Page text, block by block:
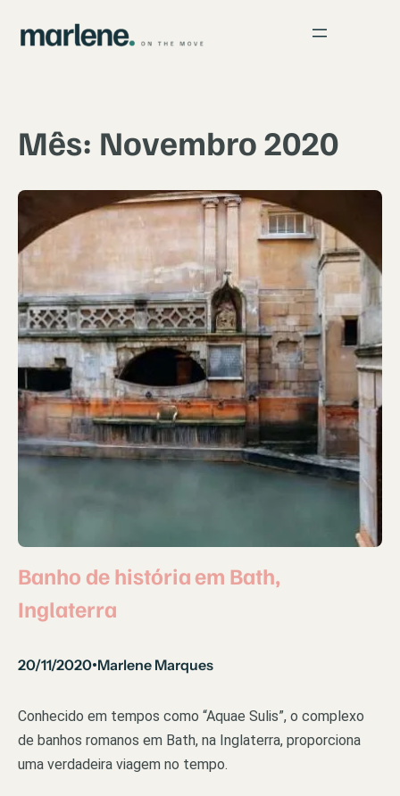
para
Mês: Novembro 2020
Banho de história em Bath,
Inglaterra
20/11/2020•Marlene Marques
Conhecido em tempos como “Aquae Sulis”, o complexo
de banhos romanos em Bath, na Inglaterra, proporciona
uma verdadeira viagem no tempo.